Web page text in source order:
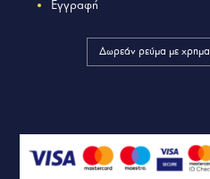
Εγγραφή
Δωρεάν ρεύμα με